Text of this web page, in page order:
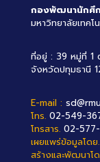
กองพัฒนานักศึ
มหาวิทยาลัยเทค
ที่อยู่ : 39 หมู่ที่ 1
จังหวัดปทุมธานี
E-mail :
โทร. 02-549-
โทรสาร. 02-
เผยแพร่ข้อมูลโดย.
สร้างและพัฒนาโ